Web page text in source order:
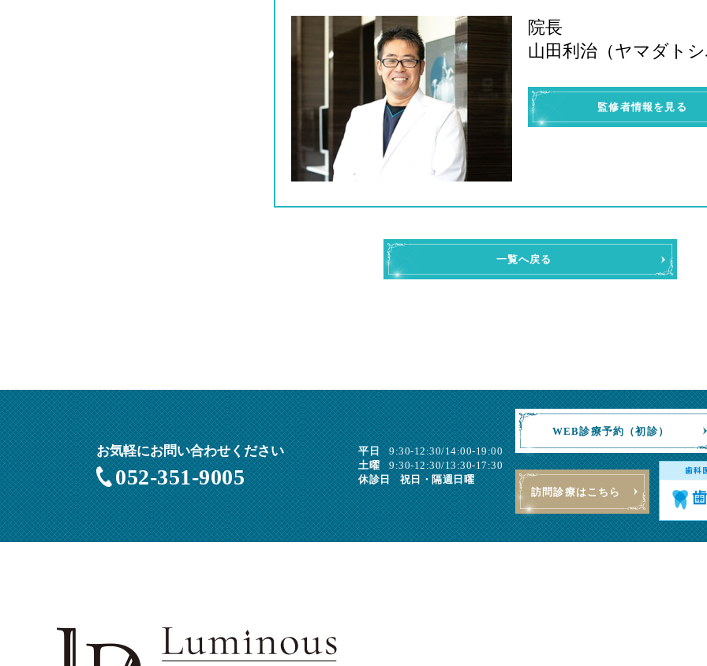
院長
山田利治（ヤマダト
監修者情報を見る
一覧へ戻る
お気軽にお問い合わせください
052-351-9005
平日
9:30-12:30/14:00-19:00
土曜
9:30-12:30/13:30-17:30
休診日
祝日・隔週日曜
WEB診療予約（初診）
訪問診療はこちら